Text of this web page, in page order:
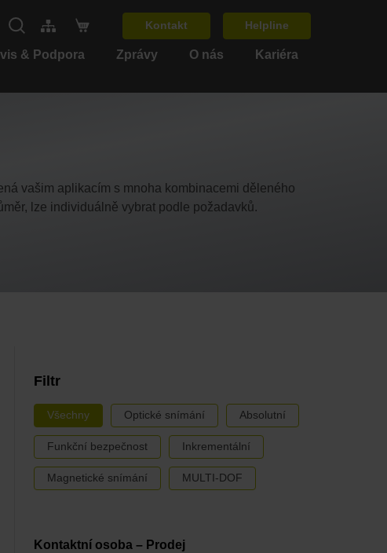
Kontakt Helpline
& Podpora Zprávy O nás Kariéra
vašim aplikacím s mnoha kombinacemi děleného
lze individuálně vybrat podle požadavků.
Filtr
Všechny Optické snímání Absolutní
Funkční bezpečnost Inkrementální
Magnetické snímání MULTI-DOF
Kontaktní osoba – Prodej